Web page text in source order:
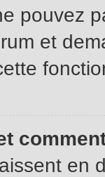
pouvez
et
en